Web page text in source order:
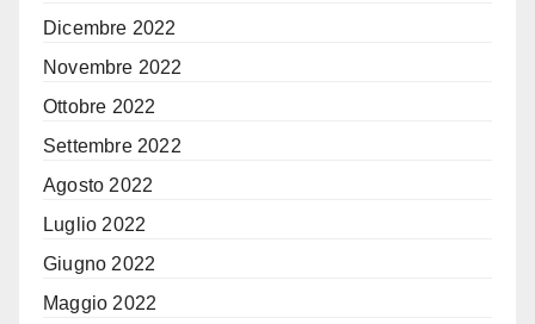
Dicembre 2022
Novembre 2022
Ottobre 2022
Settembre 2022
Agosto 2022
Luglio 2022
Giugno 2022
Maggio 2022